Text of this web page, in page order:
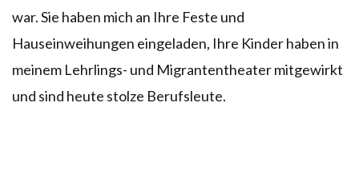
war. Sie haben mich an Ihre Feste und
Hauseinweihungen eingeladen, Ihre Kinder haben in
meinem Lehrlings- und Migrantentheater mitgewirkt
und sind heute stolze Berufsleute.